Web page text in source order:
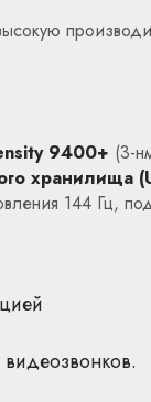
9400+ (3-
хранилища
144 Гц,